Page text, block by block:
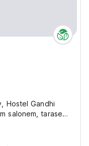
Hostel Gandhi
salonem, tarasem i